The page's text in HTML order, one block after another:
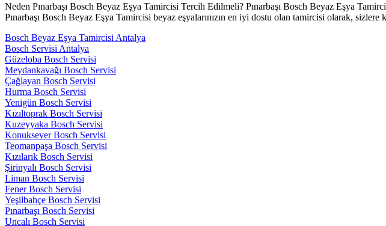
Neden Pınarbaşı Bosch Beyaz Eşya Tamircisi Tercih Edilmeli? Pınarbaşı Bosch Beyaz Eşya
Pınarbaşı Bosch Beyaz Eşya Tamircisi beyaz eşyalarınızın en iyi dostu olan tamircisi olarak,
Bosch Beyaz Eşya Tamircisi Antalya
Bosch Servisi Antalya
Güzeloba Bosch Servisi
Meydankavağı Bosch Servisi
Çağlayan Bosch Servisi
Hurma Bosch Servisi
Yenigün Bosch Servisi
Kızıltoprak Bosch Servisi
Kuzeyyaka Bosch Servisi
Konuksever Bosch Servisi
Teomanpaşa Bosch Servisi
Kızılarık Bosch Servisi
Şirinyalı Bosch Servisi
Liman Bosch Servisi
Fener Bosch Servisi
Yeşilbahçe Bosch Servisi
Pınarbaşı Bosch Servisi
Uncalı Bosch Servisi